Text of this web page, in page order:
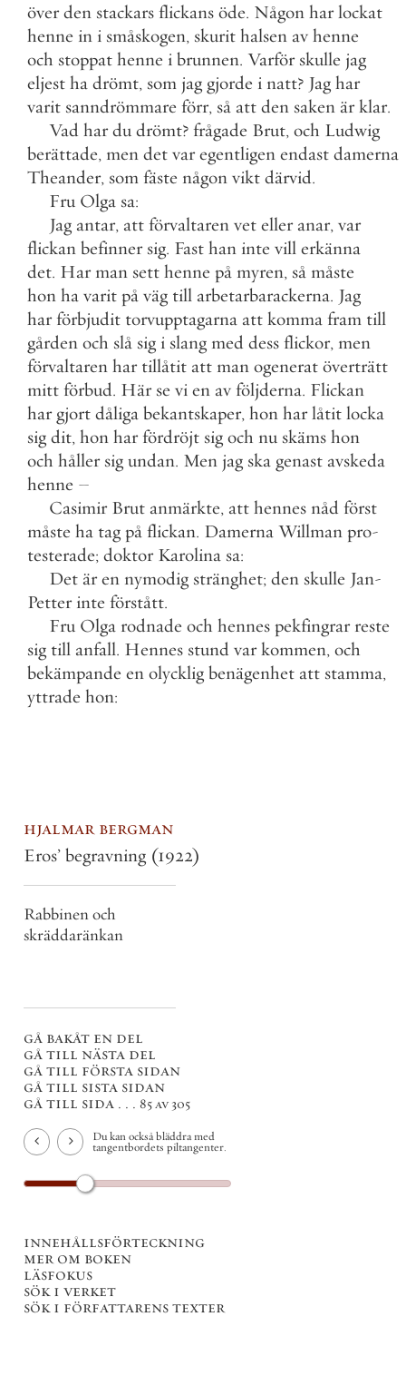
över den stackars flickans öde. Någon har lockat
henne in i småskogen, skurit halsen av henne
och stoppat henne i brunnen. Varför skulle jag
eljest ha drömt, som jag gjorde i natt? Jag har
varit sanndrömmare förr, så att den saken är klar.
Vad har du drömt? frågade Brut, och Ludwig
berättade, men det var egentligen endast damerna
Theander, som fäste någon vikt därvid.
Fru Olga sa:
Jag antar, att förvaltaren vet eller anar, var
flickan befinner sig. Fast han inte vill erkänna
det. Har man sett henne på myren, så måste
hon ha varit på väg till arbetarbarackerna. Jag
har förbjudit torvupptagarna att komma fram till
gården och slå sig i slang med dess flickor, men
förvaltaren har tillåtit att man ogenerat överträtt
mitt förbud. Här se vi en av följderna. Flickan
har gjort dåliga bekantskaper, hon har låtit locka
sig dit, hon har fördröjt sig och nu skäms hon
och håller sig undan. Men jag ska genast avskeda
henne –
Casimir Brut anmärkte, att hennes nåd först
måste ha tag på flickan. Damerna Willman pro-
testerade; doktor Karolina sa:
Det är en nymodig stränghet; den skulle Jan-
Petter inte förstått.
Fru Olga rodnade och hennes pekfingrar reste
sig till anfall. Hennes stund var kommen, och
bekämpande en olycklig benägenhet att stamma,
yttrade hon:
hjalmar bergman
Eros’ begravning (1922)
Rabbinen och
skräddaränkan
gå bakåt en del
gå till nästa del
gå till första sidan
gå till sista sidan
gå till sida . . . 85 av 305
Du kan också bläddra med
tangentbordets piltangenter.
innehållsförteckning
mer om boken
läsfokus
sök i verket
sök i författarens texter